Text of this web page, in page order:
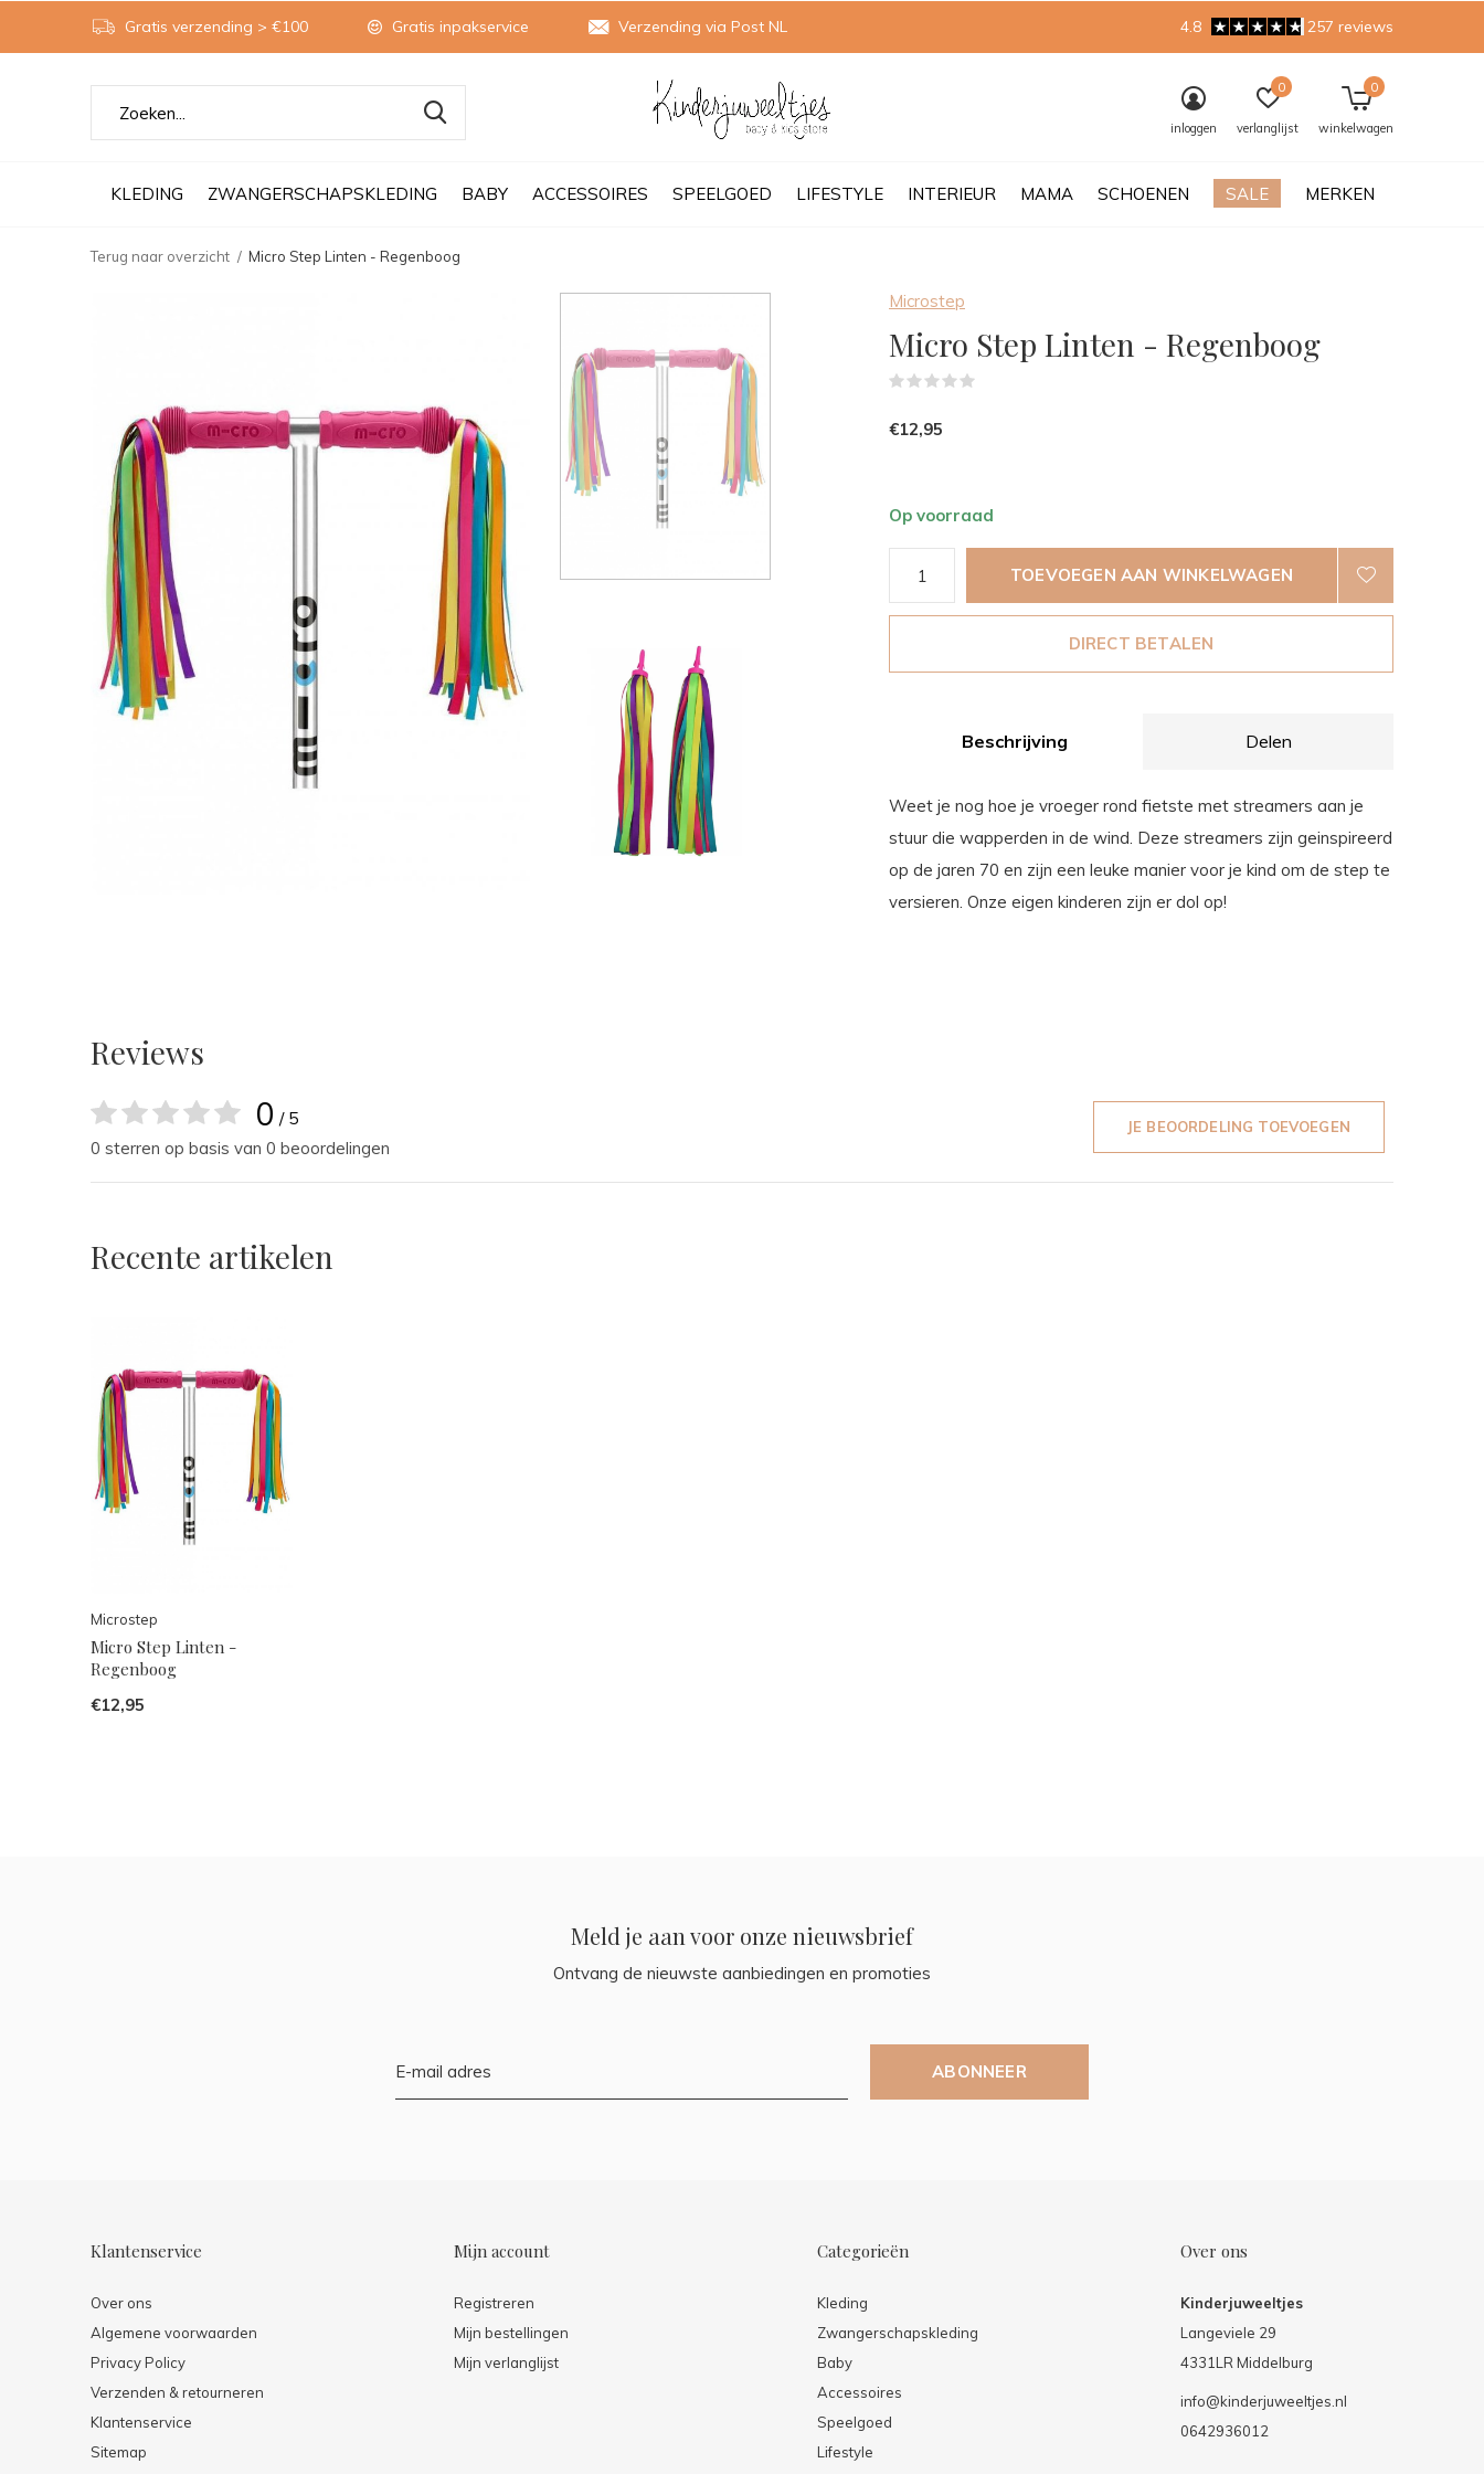
KLEDING ZWANGERSCHAPSKLEDING BABY ACCESSOIRES SPEELGOED LIFESTYLE INTERIEUR MAMA SCHOENEN SALE MERKEN
inloggen verlanglijst
0
winkelwagen
0
Gratis verzending > €100 Gratis inpakservice Verzending via Post NL 4.8 257 reviews
Terug naar overzicht Micro Step Linten - Regenboog
Microstep
Micro Step Linten - Regenboog
€12,95
Op voorraad
TOEVOEGEN AAN WINKELWAGEN
DIRECT BETALEN
Beschrijving Delen
Weet je nog hoe je vroeger rond fietste met streamers aan je
stuur die wapperden in de wind. Deze streamers zijn geinspireerd
op de jaren 70 en zijn een leuke manier voor je kind om de step te
versieren. Onze eigen kinderen zijn er dol op!
Reviews
0 / 5
0 sterren op basis van 0 beoordelingen
JE BEOORDELING TOEVOEGEN
Recente artikelen
Microstep
Micro Step Linten -
Regenboog
€12,95
Meld je aan voor onze nieuwsbrief
Ontvang de nieuwste aanbiedingen en promoties
ABONNEER
Klantenservice
Over ons
Algemene voorwaarden
Privacy Policy
Verzenden & retourneren
Klantenservice
Sitemap
Mijn account
Registreren
Mijn bestellingen
Mijn verlanglijst
Categorieën
Kleding
Zwangerschapskleding
Baby
Accessoires
Speelgoed
Lifestyle
Over ons
Kinderjuweeltjes
Langeviele 29
4331LR Middelburg
info@kinderjuweeltjes.nl
0642936012